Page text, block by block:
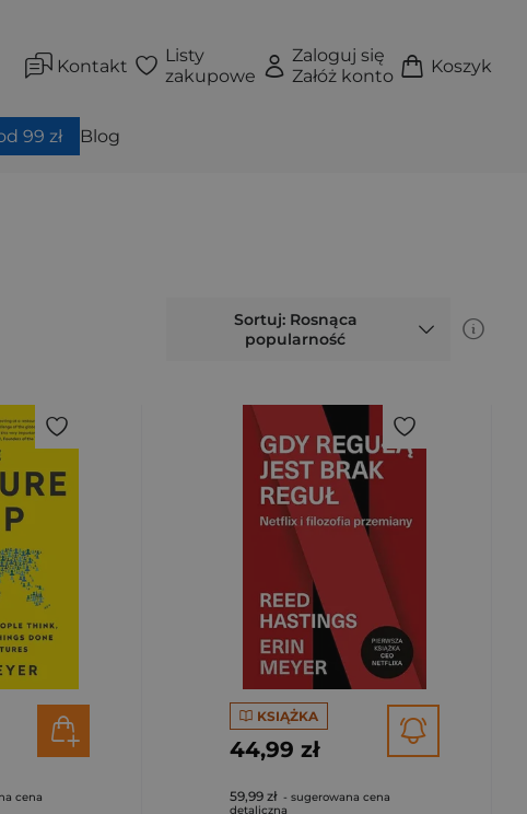
Kontakt
Listy
zakupowe
Zaloguj się
Załóż konto
Koszyk
99 zł Blog
Sortuj: Rosnąca
popularność
cena
KSIĄŻKA
44,99 zł
59,99 zł - sugerowana cena
detaliczna